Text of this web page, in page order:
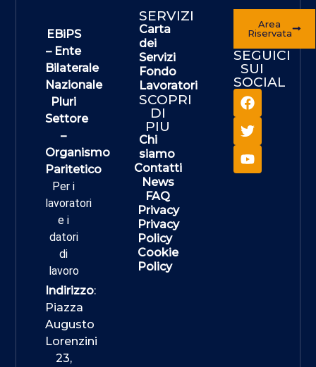
EBiPS
– Ente
Bilaterale
Nazionale
Pluri
Settore
–
Organismo
Paritetico
Per i
lavoratori
e i
datori
di
lavoro
Indirizzo:
Piazza
Augusto
Lorenzini
23,
SERVIZI
Carta
dei
Servizi
Fondo
Lavoratori
SCOPRI
DI
PIU
Chi
siamo
Contatti
News
FAQ
Privacy
Privacy
Policy
Cookie
Policy
Area
Riservata
SEGUICI
SUI
SOCIAL